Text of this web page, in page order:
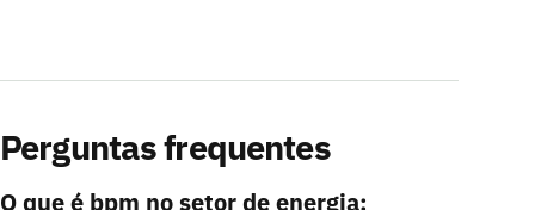
Perguntas frequentes
O que é bpm no setor de energia: